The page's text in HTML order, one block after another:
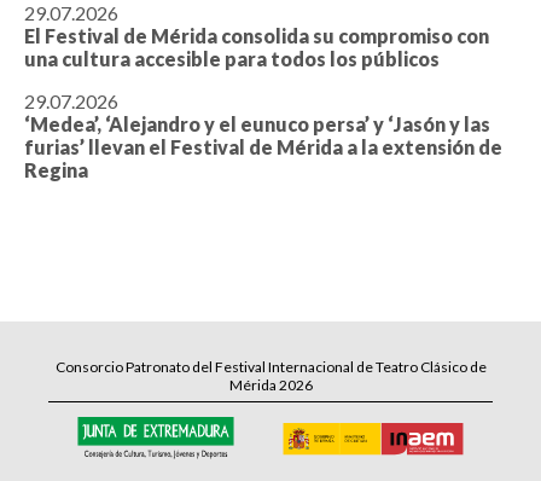
29.07.2026
El Festival de Mérida consolida su compromiso con
una cultura accesible para todos los públicos
29.07.2026
‘Medea’, ‘Alejandro y el eunuco persa’ y ‘Jasón y las
furias’ llevan el Festival de Mérida a la extensión de
Regina
Consorcio Patronato del Festival Internacional de Teatro Clásico de
Mérida 2026